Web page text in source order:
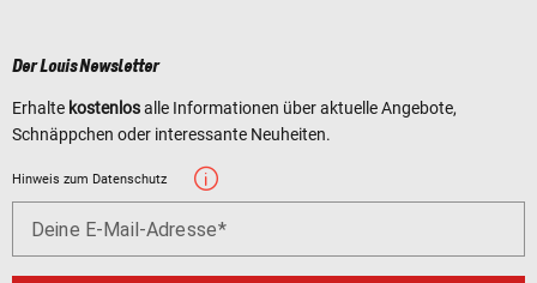
Der Louis Newsletter
Erhalte kostenlosalle Informationen über aktuelle Angebote,
Schnäppchen oder interessante Neuheiten.
Hinweis zum Datenschutz
Deine E-Mail-Adresse